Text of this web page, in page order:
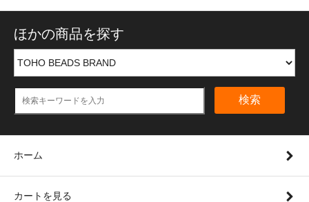
ほかの商品を探す
検索
ホーム
カートを見る